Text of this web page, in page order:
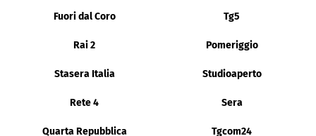
Fuori dal Coro Tg5
Rai 2 Pomeriggio
Stasera Italia Studioaperto
Rete 4 Sera
Quarta Repubblica Tgcom24